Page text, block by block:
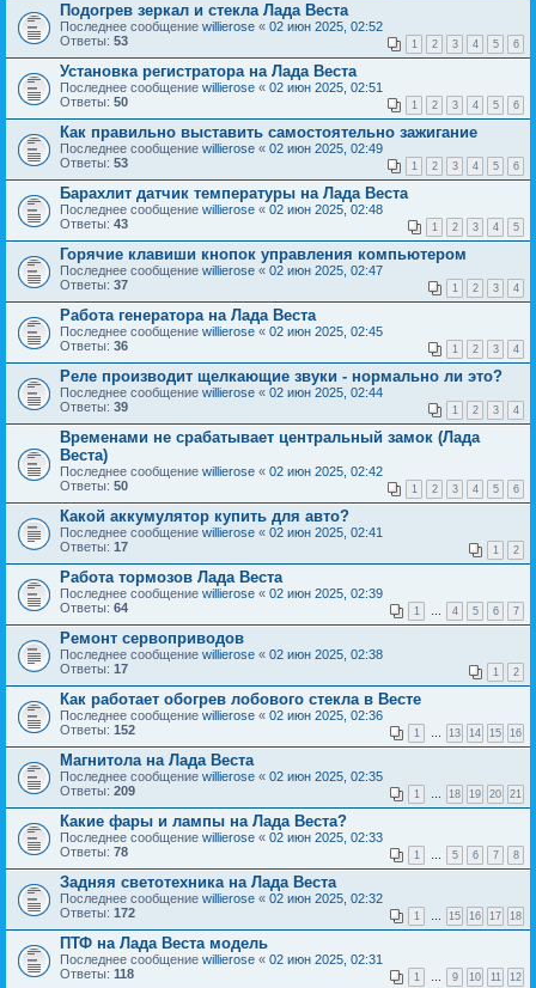
Подогрев зеркал и стекла Лада Веста
Последнее сообщение willierose « 02 июн 2025, 02:52
Ответы: 53 1 2 3 4 5 6
Установка регистратора на Лада Веста
Последнее сообщение willierose « 02 июн 2025, 02:51
Ответы: 50 1 2 3 4 5 6
Как правильно выставить самостоятельно зажигание
Последнее сообщение willierose « 02 июн 2025, 02:49
Ответы: 53 1 2 3 4 5 6
Барахлит датчик температуры на Лада Веста
Последнее сообщение willierose « 02 июн 2025, 02:48
Ответы: 43 1 2 3 4 5
Горячие клавиши кнопок управления компьютером
Последнее сообщение willierose « 02 июн 2025, 02:47
Ответы: 37 1 2 3 4
Работа генератора на Лада Веста
Последнее сообщение willierose « 02 июн 2025, 02:45
Ответы: 36 1 2 3 4
Реле производит щелкающие звуки - нормально ли это?
Последнее сообщение willierose « 02 июн 2025, 02:44
Ответы: 39 1 2 3 4
Временами не срабатывает центральный замок (Лада
Веста)
Последнее сообщение willierose « 02 июн 2025, 02:42
Ответы: 50 1 2 3 4 5 6
Какой аккумулятор купить для авто?
Последнее сообщение willierose « 02 июн 2025, 02:41
Ответы: 17 1 2
Работа тормозов Лада Веста
Последнее сообщение willierose « 02 июн 2025, 02:39
Ответы: 64 1 … 4 5 6 7
Ремонт сервоприводов
Последнее сообщение willierose « 02 июн 2025, 02:38
Ответы: 17 1 2
Как работает обогрев лобового стекла в Весте
Последнее сообщение willierose « 02 июн 2025, 02:36
Ответы: 152 1 … 13 14 15 16
Магнитола на Лада Веста
Последнее сообщение willierose « 02 июн 2025, 02:35
Ответы: 209 1 … 18 19 20 21
Какие фары и лампы на Лада Веста?
Последнее сообщение willierose « 02 июн 2025, 02:33
Ответы: 78 1 … 5 6 7 8
Задняя светотехника на Лада Веста
Последнее сообщение willierose « 02 июн 2025, 02:32
Ответы: 172 1 … 15 16 17 18
ПТФ на Лада Веста модель
Последнее сообщение willierose « 02 июн 2025, 02:31
Ответы: 118 1 … 9 10 11 12